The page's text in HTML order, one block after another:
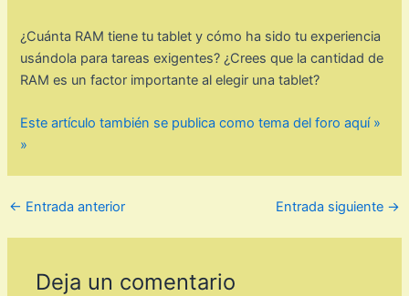
¿Cuánta RAM tiene tu tablet y cómo ha sido tu experiencia
usándola para tareas exigentes? ¿Crees que la cantidad de
RAM es un factor importante al elegir una tablet?
Este artículo también se publica como tema del foro aquí »
»
← Entrada anterior Entrada siguiente →
Deja un comentario